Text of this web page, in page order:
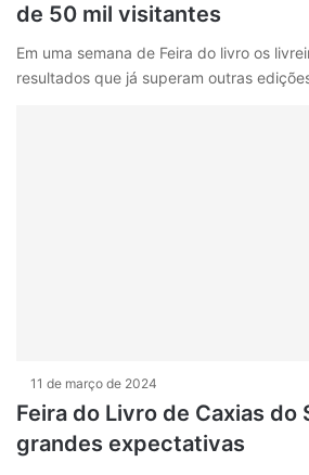
de 50 mil visitantes
Em uma semana de Feira do livro os
resultados que já superam outras
11 de março de 2024
Feira do Livro de Caxias do
grandes expectativas